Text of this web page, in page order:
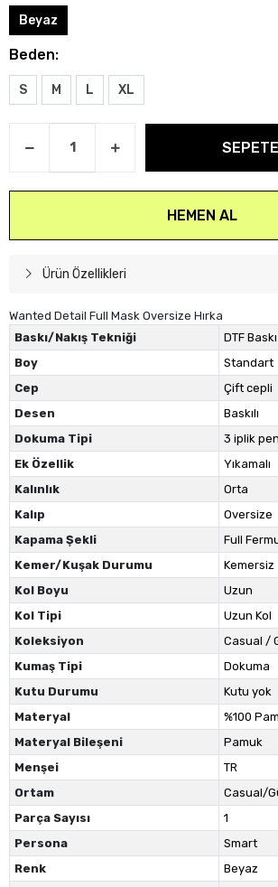
Beyaz
Beden:
S M L XL
HEMEN AL
Ürün Özellikleri
Wanted Detail Full Mask Oversize Hırka
Baskı/Nakış Tekniği
DTF Baskı
Boy
Standart
Cep
Çift cepli
Desen
Baskılı
Dokuma Tipi
3 iplik
Ek Özellik
Yıkamalı
Kalınlık
Orta
Kalıp
Oversize
Kapama Şekli
Full
Kemer/Kuşak Durumu
Kemersiz
Kol Boyu
Uzun
Kol Tipi
Uzun Kol
Koleksiyon
Casual /
Kumaş Tipi
Dokuma
Kutu Durumu
Kutu yok
Materyal
%100
Materyal Bileşeni
Pamuk
Menşei
TR
Ortam
Casual/
Parça Sayısı
1
Persona
Smart
Renk
Beyaz